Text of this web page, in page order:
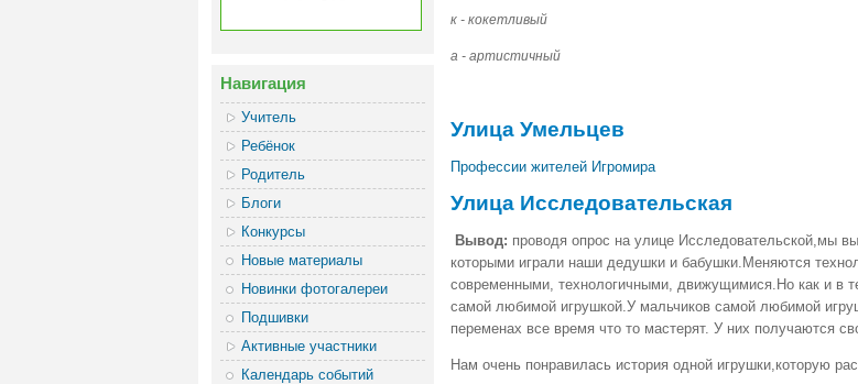
Навигация
Учитель
Ребёнок
Родитель
Блоги
Конкурсы
Новые материалы
Новинки фотогалереи
Подшивки
Активные участники
Календарь событий
к - кокетливый
а - артистичный
Улица Умельцев
Профессии жителей Игромира
Улица Исследовательская
Вывод: проводя опрос на улице Исследовательской,мы
которыми играли наши дедушки и бабушки.Меняются
современными, технологичными, движущимися.Но как и в
самой любимой игрушкой.У мальчиков самой любимой
переменах все время что то мастерят. У них получаются
Нам очень понравилась история одной игрушки,которую